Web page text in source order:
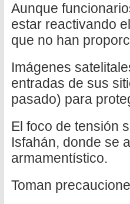
Aunque
estar reactivando
que no han
Imágenes
entradas de sus
pasado) para
El foco de tensión
Isfahán, donde se
armamentístico.
Toman